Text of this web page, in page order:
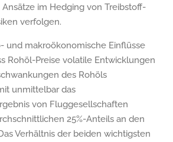
im Hedging von Treibstoff-
verfolgen.
und makroökonomische Einflüsse
Rohöl-Preise volatile Entwicklungen
des Rohöls
unmittelbar das
von Fluggesellschaften
25%-Anteils an den
Verhältnis der beiden wichtigsten